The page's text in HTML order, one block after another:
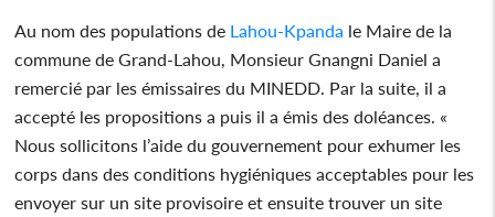
Au nom des populations de Lahou-Kpanda le Maire de la
commune de Grand-Lahou, Monsieur Gnangni Daniel a
remercié par les émissaires du MINEDD. Par la suite, il a
accepté les propositions a puis il a émis des doléances. «
Nous sollicitons l’aide du gouvernement pour exhumer les
corps dans des conditions hygiéniques acceptables pour les
envoyer sur un site provisoire et ensuite trouver un site